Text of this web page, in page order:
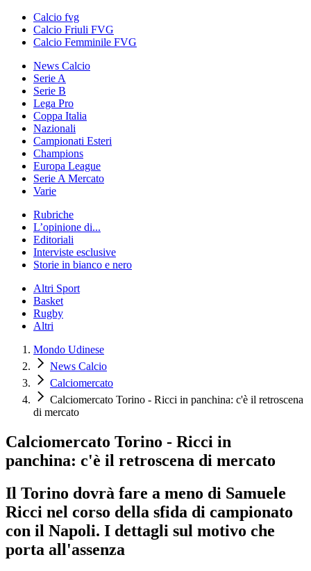
Calcio fvg
Calcio Friuli FVG
Calcio Femminile FVG
News Calcio
Serie A
Serie B
Lega Pro
Coppa Italia
Nazionali
Campionati Esteri
Champions
Europa League
Serie A Mercato
Varie
Rubriche
L’opinione di...
Editoriali
Interviste esclusive
Storie in bianco e nero
Altri Sport
Basket
Rugby
Altri
Mondo Udinese
News Calcio
Calciomercato
Calciomercato Torino - Ricci in panchina: c'è il retroscena
di mercato
Calciomercato Torino - Ricci in
panchina: c'è il retroscena di mercato
Il Torino dovrà fare a meno di Samuele
Ricci nel corso della sfida di campionato
con il Napoli. I dettagli sul motivo che
porta all'assenza